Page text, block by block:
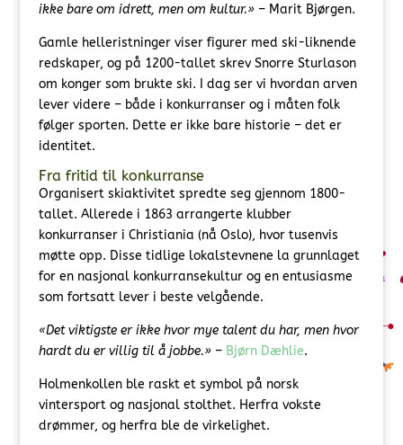
ikke bare om idrett, men om kultur.» – Marit Bjørgen.
Gamle helleristninger viser figurer med ski-liknende
redskaper, og på 1200-tallet skrev Snorre Sturlason
om konger som brukte ski. I dag ser vi hvordan arven
lever videre – både i konkurranser og i måten folk
følger sporten. Dette er ikke bare historie – det er
identitet.
Fra fritid til konkurranse
Organisert skiaktivitet spredte seg gjennom 1800-
tallet. Allerede i 1863 arrangerte klubber
konkurranser i Christiania (nå Oslo), hvor tusenvis
møtte opp. Disse tidlige lokalstevnene la grunnlaget
for en nasjonal konkurransekultur og en entusiasme
som fortsatt lever i beste velgående.
«Det viktigste er ikke hvor mye talent du har, men hvor
hardt du er villig til å jobbe.» – Bjørn Dæhlie.
Holmenkollen ble raskt et symbol på norsk
vintersport og nasjonal stolthet. Herfra vokste
drømmer, og herfra ble de virkelighet.